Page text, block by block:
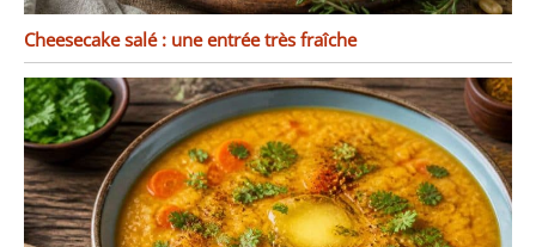
Cheesecake salé : une entrée très fraîche